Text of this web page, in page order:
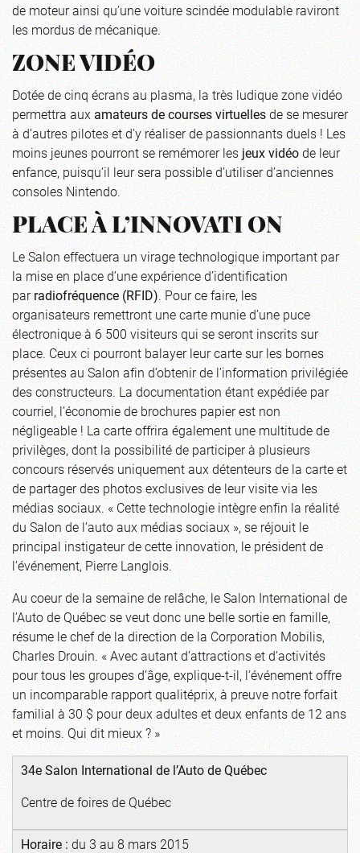
de moteur ainsi qu’une voiture scindée modulable raviront
les mordus de mécanique.
ZONE VIDÉO
Dotée de cinq écrans au plasma, la très ludique zone vidéo
permettra auxamateurs de courses virtuellesde se mesurer
à d’autres pilotes et d’y réaliser de passionnants duels ! Les
moins jeunes pourront se remémorer lesjeux vidéode leur
enfance, puisqu’il leur sera possible d’utiliser d’anciennes
consoles Nintendo.
PLACE À L’INNOVATI ON
Le Salon effectuera un virage technologique important par
la mise en place d’une expérience d’identification
parradiofréquence (RFID). Pour ce faire, les
organisateurs remettront une carte munie d’une puce
électronique à 6 500 visiteurs qui se seront inscrits sur
place. Ceux ci pourront balayer leur carte sur les bornes
présentes au Salon afin d’obtenir de l’information privilégiée
des constructeurs. La documentation étant expédiée par
courriel, l’économie de brochures papier est non
négligeable ! La carte offrira également une multitude de
privilèges, dont la possibilité de participer à plusieurs
concours réservés uniquement aux détenteurs de la carte et
de partager des photos exclusives de leur visite via les
médias sociaux. « Cette technologie intègre enfin la réalité
du Salon de l’auto aux médias sociaux », se réjouit le
principal instigateur de cette innovation, le président de
l’événement, Pierre Langlois.
Au coeur de la semaine de relâche, le Salon International de
l’Auto de Québec se veut donc une belle sortie en famille,
résume le chef de la direction de la Corporation Mobilis,
Charles Drouin. « Avec autant d’attractions et d’activités
pour tous les groupes d’âge, explique-t-il, l’événement offre
un incomparable rapport qualitéprix, à preuve notre forfait
familial à 30 $ pour deux adultes et deux enfants de 12 ans
et moins. Qui dit mieux ? »
34e Salon International de l’Auto de Québec
Centre de foires de Québec
Horaire : du 3 au 8 mars 2015